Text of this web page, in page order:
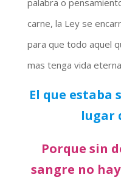
carne, la Ley se
para que todo aquel
mas tenga vida
El que estaba
lugar
Porque sin
sangre no